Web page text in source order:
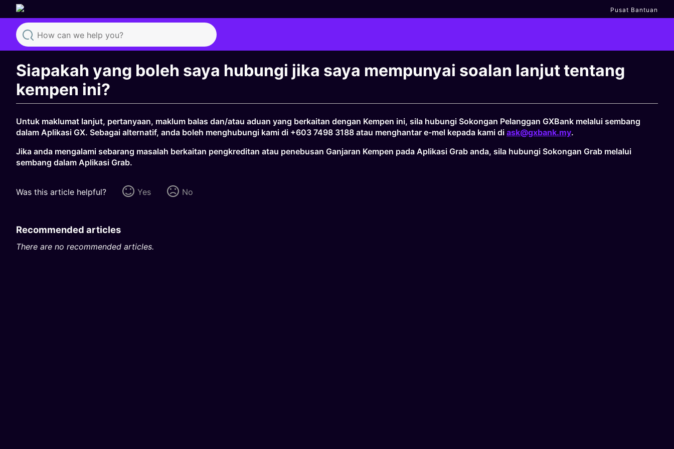
Pusat Bantuan
Search
Siapakah yang boleh saya hubungi jika saya mempunyai soalan lanjut tentang
kempen ini?
Untuk maklumat lanjut, pertanyaan, maklum balas dan/atau aduan yang berkaitan dengan Kempen ini, sila hubungi Sokongan Pelanggan GXBank melalui sembang
dalam Aplikasi GX. Sebagai alternatif, anda boleh menghubungi kami di +603 7498 3188 atau menghantar e-mel kepada kami di ask@gxbank.my.
Jika anda mengalami sebarang masalah berkaitan pengkreditan atau penebusan Ganjaran Kempen pada Aplikasi Grab anda, sila hubungi Sokongan Grab melalui
sembang dalam Aplikasi Grab.
Was this article helpful? Yes No
Recommended articles
There are no recommended articles.